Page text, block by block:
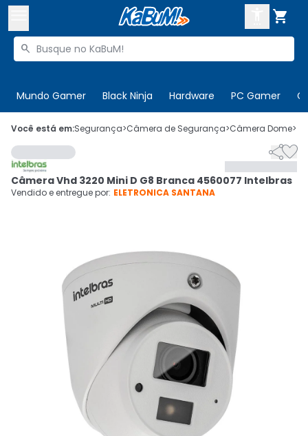

Buscar produtos

Mundo Gamer Black Ninja Hardware PC Gamer
 Olá. Acesse sua conta
 Departamentos
Cupons
Ativar tradutor em libras
CADASTRE-SE
Você está em:Segurança>Câmera de Segurança>Câmera Dome>

Câmera Vhd 3220 Mini D G8 Branca 4560077 Intelbras
Vendido e entregue por: ELETRONICA SANTANA